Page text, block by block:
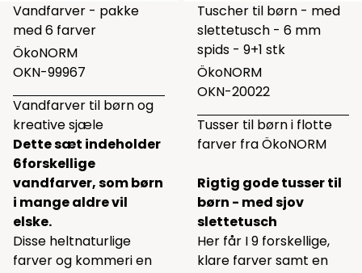
Vandfarver - pakke
med 6 farver
ÖkoNORM
OKN-99967
Vandfarver til børn og
kreative sjæle
Dette sæt indeholder
6forskellige
vandfarver, som børn
i mange aldre vil
elske.
Disse heltnaturlige
farver og kommeri en
Tuscher til børn - med
slettetusch - 6 mm
spids - 9+1 stk
ÖkoNORM
OKN-20022
Tusser til børn i flotte
farver fra ÖkoNORM
Rigtig gode tusser til
børn - med sjov
slettetusch
Her får I 9 forskellige,
klare farver samt en